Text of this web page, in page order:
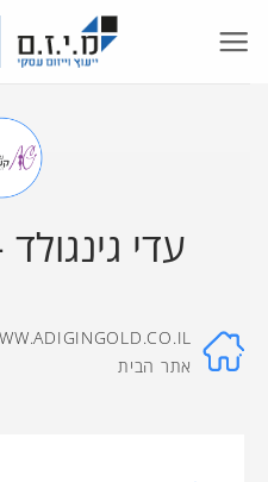
עדי
אתר הבית